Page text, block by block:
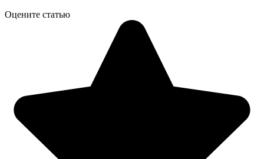
Оцените статью